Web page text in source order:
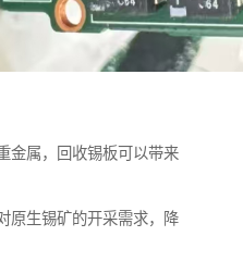
金属，回收锡板可以带来
原生锡矿的开采需求，降